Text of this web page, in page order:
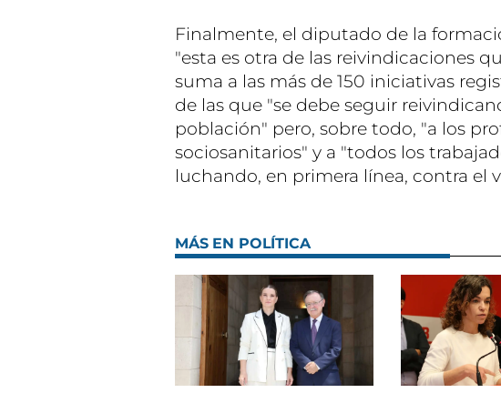
Finalmente, el diputado de la
"esta es otra de las reivindicaciones
suma a las más de 150 iniciativas
de las que "se debe seguir
población" pero, sobre todo, "a los
sociosanitarios" y a "todos los
luchando, en primera línea, contra el
MÁS EN POLÍTICA